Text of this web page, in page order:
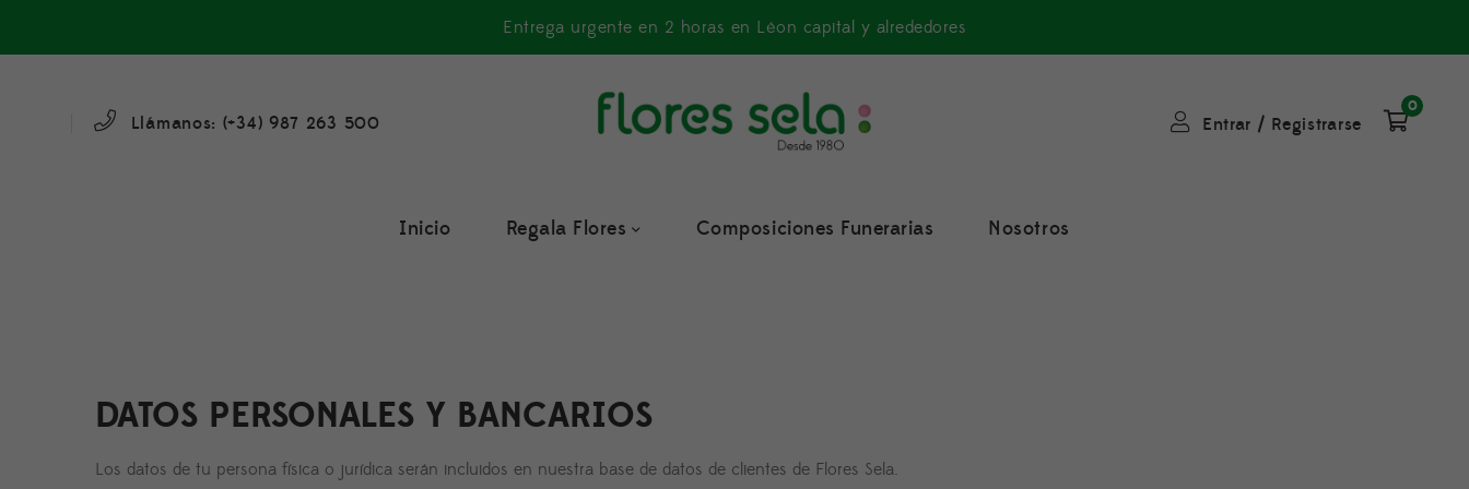
Entrega urgente en 2 horas en Léon capital y alrededores
Llámanos: (+34) 987 263 500 Entrar / Registrarse
0
Inicio Regala Flores Composiciones Funerarias Nosotros
DATOS PERSONALES Y BANCARIOS
Los datos de tu persona física o jurídica serán incluidos en nuestra base de datos de clientes de Flores Sela.